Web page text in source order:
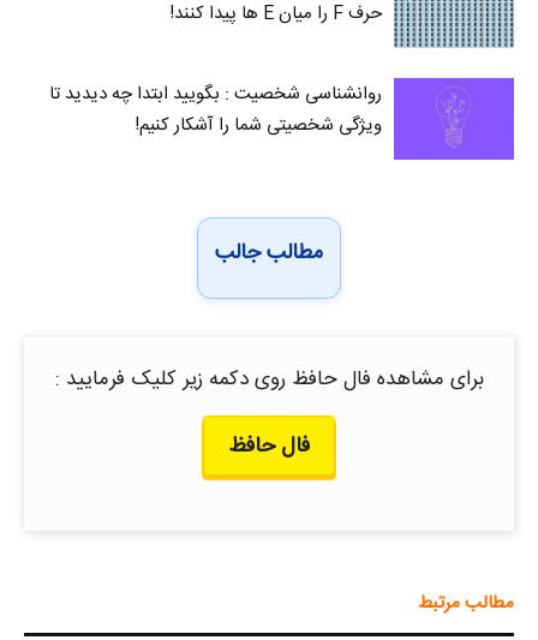
حرف F را میان E‌ ها پیدا کنند!
روانشناسی شخصیت : بگویید ابتدا چه دیدید تا
ویژگی شخصیتی شما را آشکار کنیم!
مطالب جالب
برای مشاهده فال حافظ روی دکمه زیر کلیک فرمایید :
فال حافظ
مطالب مرتبط